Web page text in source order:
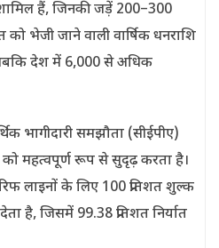
शामिल हैं, जिनकी जड़ें 200–300
भेजी जाने वाली वार्षिक धनराशि
देश में 6,000 से अधिक
भागीदारी समझौता (सीईपीए)
महत्वपूर्ण रूप से सुदृढ़ करता है।
लाइनों के लिए 100 प्रतिशत शुल्क
है, जिसमें 99.38 प्रतिशत निर्यात